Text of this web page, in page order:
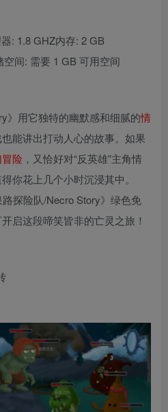
: 1.8 GHZ内存: 2 GB
间: 需要 1 GB 可用空间
》用它独特的幽默感和细腻的情
能讲出打动人心的故事。如果
冒险 ，又恰好对“反英雄”主角情
你花上几个小时沉浸其中。
路探险队/Necro Story》绿色免
启这段啼笑皆非的亡灵之旅！